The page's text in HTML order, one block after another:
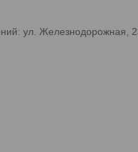
ул. Железнодорожная,